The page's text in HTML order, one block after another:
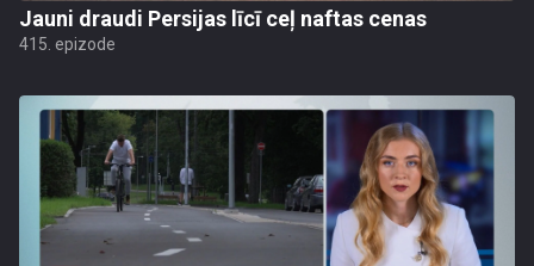
Jauni draudi Persijas līcī ceļ naftas cenas
415. epizode